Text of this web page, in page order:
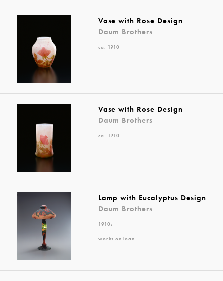
Vase with Rose Design
Daum Brothers
ca. 1910
Vase with Rose Design
Daum Brothers
ca. 1910
Lamp with Eucalyptus Design
Daum Brothers
1910s
works on loan